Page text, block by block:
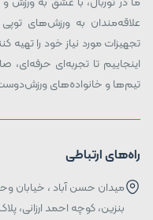
علاقه‌مندان به ورزش‌های توپی
تجهیزات مورد نیاز خود را تهیه
اینجاییم تا تجربه‌ای حرفه‌ای،
تیم‌ها و خانواده‌های
راه‌های ارتباطی
میدان حسن آباد ، خیابان
بنزین، کوچه احمد ارزانی، پلاک